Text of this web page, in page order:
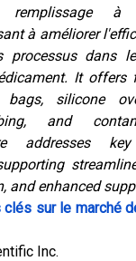
remplissage à
à améliorer
processus dans
It offers
bags, silicone
and
addresses
and enhanced
sur le marché
Inc.